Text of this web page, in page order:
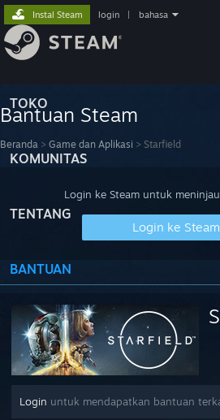
TOKO
KOMUNITAS
TENTANG
BANTUAN
Instal Steam login bahasa
Bantuan Steam
Beranda > Game dan Aplikasi > Starfield
Login ke Steam untuk
Login ke Steam
Login untuk mendapatkan bantuan